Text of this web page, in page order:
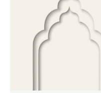
Աշխատանքային ժամեր Երկ-Ուրբ Շաբաթ-
Կիրակի-08․03 Երևան Կենտրոն Իսակովի
պողոտա 3/7 09:00-
Երևան Կենտրոն